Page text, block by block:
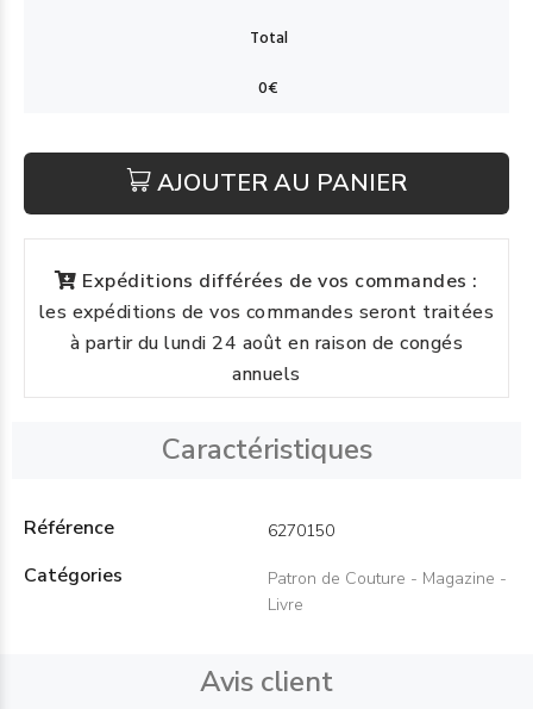
AJOUTER AU PANIER
Expéditions différées de vos commandes :
les expéditions de vos commandes seront traitées
à partir du lundi 24 août en raison de congés
annuels
Caractéristiques
Référence 6270150
Catégories
Patron de Couture - Magazine -
Livre
Avis client